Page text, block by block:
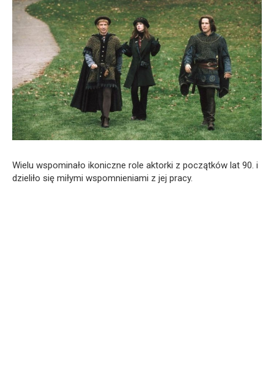
Wielu wspominało ikoniczne role aktorki z początków lat 90. i
dzieliło się miłymi wspomnieniami z jej pracy.